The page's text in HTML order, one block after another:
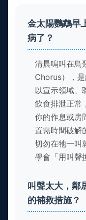
金太陽鸚鵡早
病了？
清晨鳴叫在鳥
Chorus），
以宣示領域、
飲食排泄正常
你的作息或房
置需時間破解
切勿在牠一叫
學會「用叫聲
叫聲太大，鄰
的補救措施？